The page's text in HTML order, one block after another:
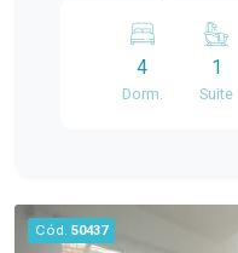
comodidades,
localização
passos de diversas
supermercados,
iluminados,
acolhedor. A sala de
4
Dorm.
1
Suite
Cód. 50437